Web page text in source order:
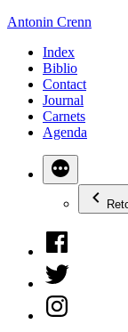
Aller
contenu
Antonin Crenn
Index
Biblio
Contact
Journal
Carnets
Agenda
Facebook
Twitter
Instagram